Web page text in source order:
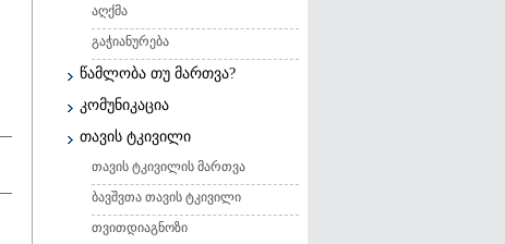
აღქმა
გაჭიანურება
წამლობა თუ მართვა?
კომუნიკაცია
თავის ტკივილი
თავის ტკივილის მართვა
ბავშვთა თავის ტკივილი
თვითდიაგნოზი